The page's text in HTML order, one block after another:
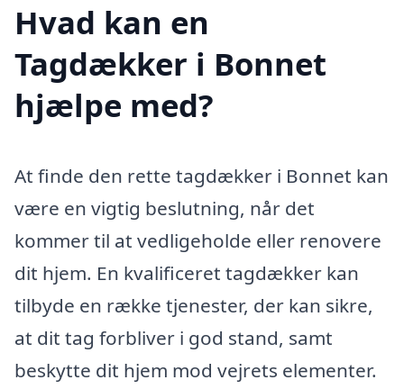
Hvad kan en
Tagdækker i Bonnet
hjælpe med?
At finde den rette tagdækker i Bonnet kan
være en vigtig beslutning, når det
kommer til at vedligeholde eller renovere
dit hjem. En kvalificeret tagdækker kan
tilbyde en række tjenester, der kan sikre,
at dit tag forbliver i god stand, samt
beskytte dit hjem mod vejrets elementer.